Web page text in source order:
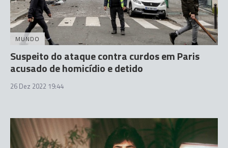
MUNDO
Suspeito do ataque contra curdos em Paris
acusado de homicídio e detido
26 Dez 2022 19:44